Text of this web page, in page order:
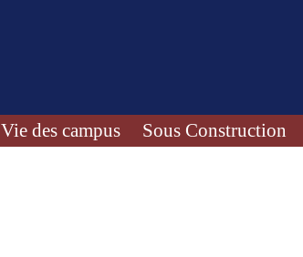
Vie des campus Sous Construction